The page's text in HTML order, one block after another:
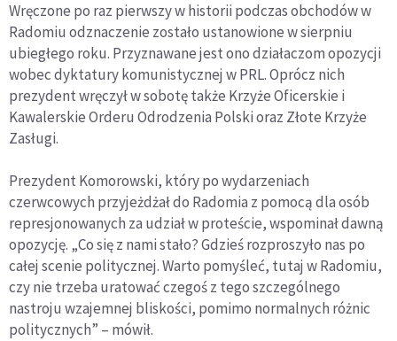
Wręczone po raz pierwszy w historii podczas obchodów w
Radomiu odznaczenie zostało ustanowione w sierpniu
ubiegłego roku. Przyznawane jest ono działaczom opozycji
wobec dyktatury komunistycznej w PRL. Oprócz nich
prezydent wręczył w sobotę także Krzyże Oficerskie i
Kawalerskie Orderu Odrodzenia Polski oraz Złote Krzyże
Zasługi.
Prezydent Komorowski, który po wydarzeniach
czerwcowych przyjeżdżał do Radomia z pomocą dla osób
represjonowanych za udział w proteście, wspominał dawną
opozycję. „Co się z nami stało? Gdzieś rozproszyło nas po
całej scenie politycznej. Warto pomyśleć, tutaj w Radomiu,
czy nie trzeba uratować czegoś z tego szczególnego
nastroju wzajemnej bliskości, pomimo normalnych różnic
politycznych” – mówił.